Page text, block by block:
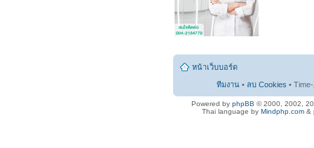
หน้าเว็บบอร์ด
ทีมงาน • ลบ Cookies •
Powered by phpBB © 2000, 2002,
Thai language by Mindphp.com &